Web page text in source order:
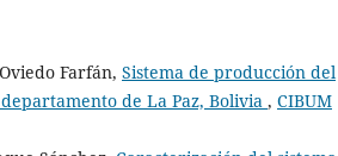
Farfán, Sistema de producción del
de La Paz, Bolivia , CIBUM